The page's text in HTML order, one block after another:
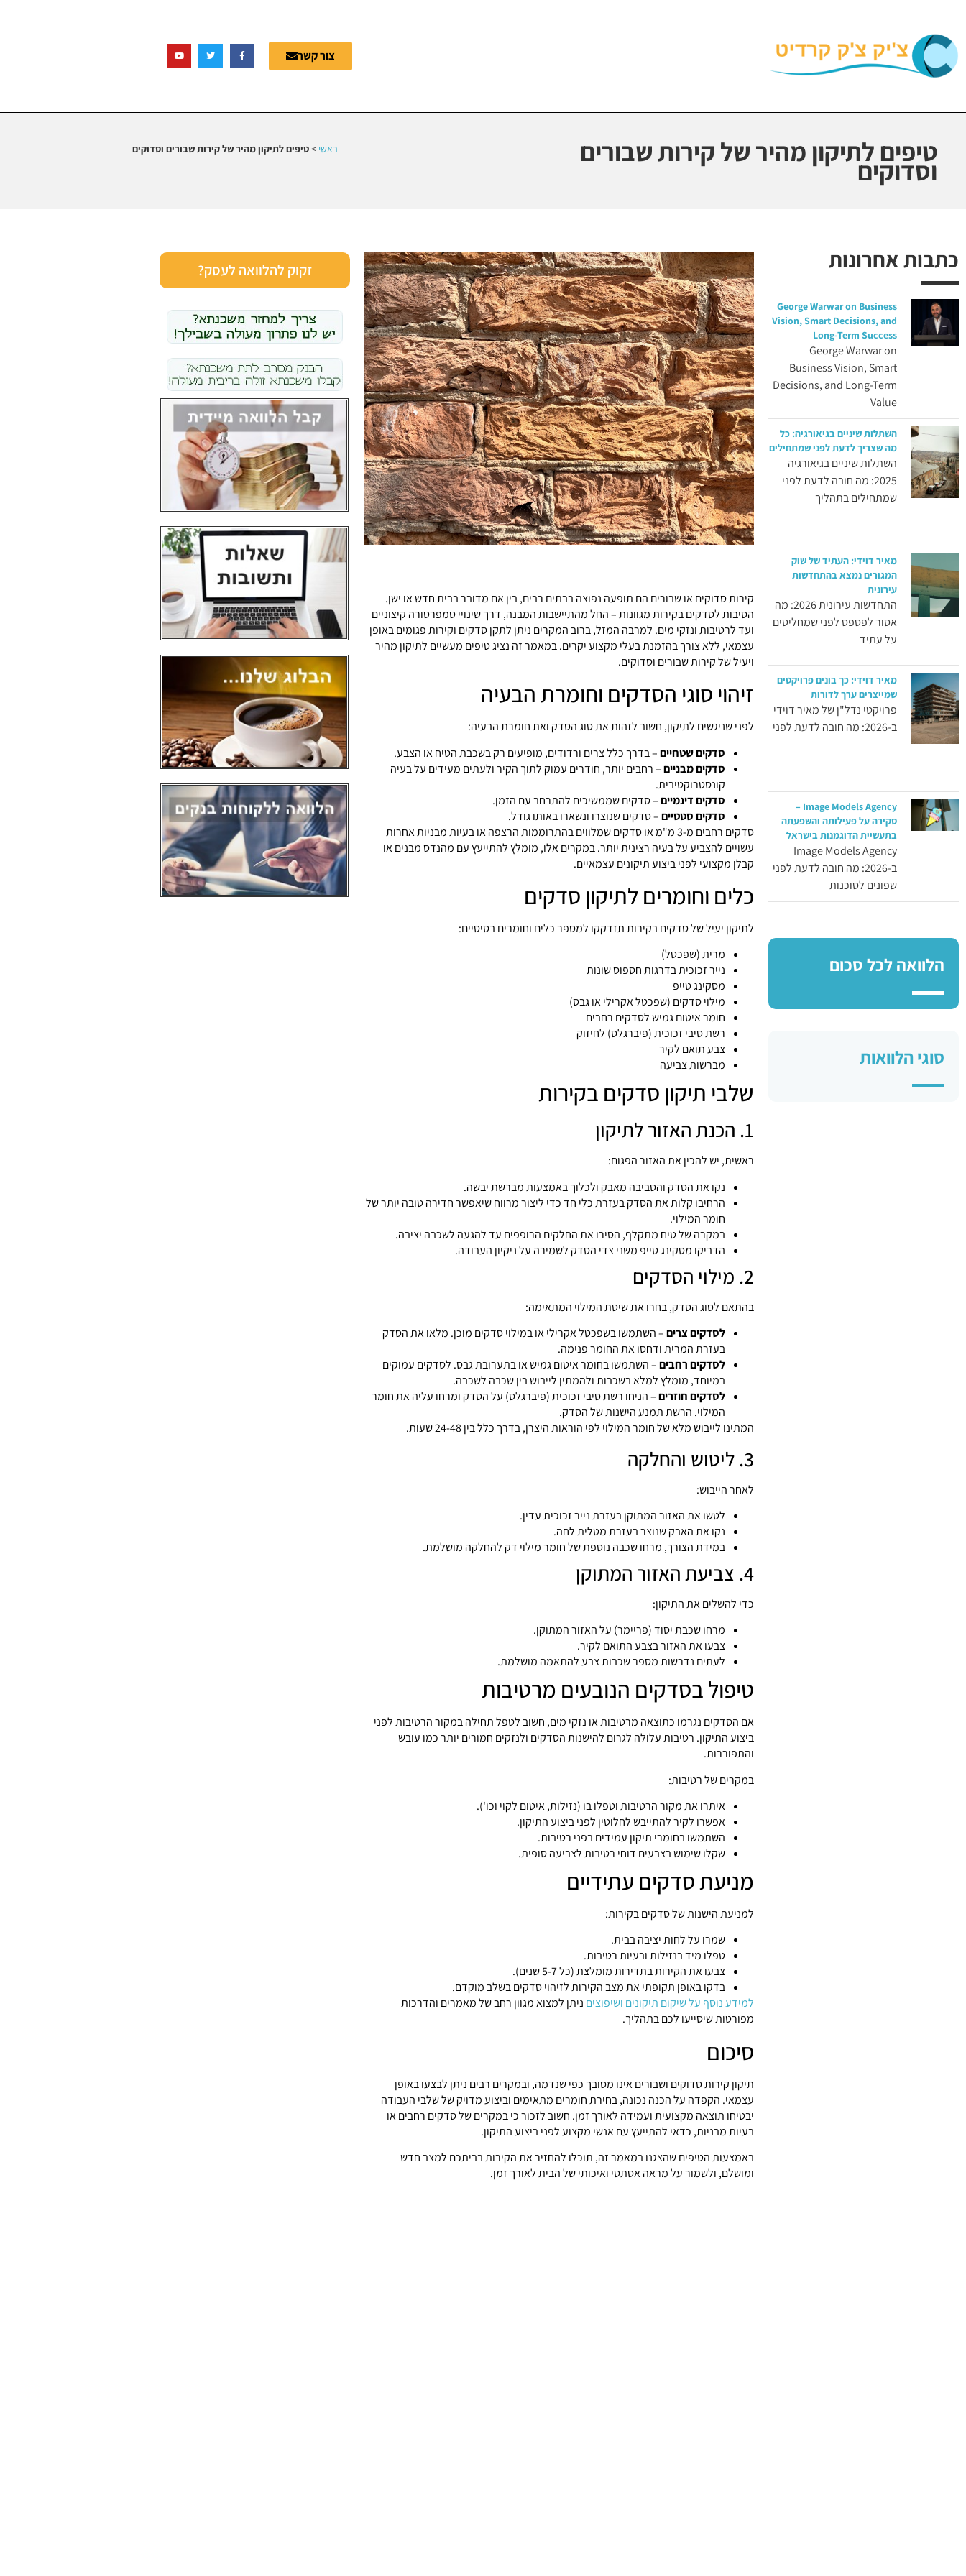
צור קשר
טיפים לתיקון מהיר של קירות שבורים
וסדוקים
ראשי >טיפים לתיקון מהיר של קירות שבורים וסדוקים
כתבות אחרונות
George Warwar on Business
Vision, Smart Decisions, and
Long-Term Success
George Warwar on
Business Vision, Smart
Decisions, and Long-Term
Value
השתלות שיניים בגיאורגיה: כל
מה שצריך לדעת לפני שמתחילים
השתלות שיניים בגיאורגיה
2025: מה חובה לדעת לפני
שמתחילים בתהליך
מאיר דוידי: העתיד של שוק
המגורים נמצא בהתחדשות
עירונית
התחדשות עירונית 2026: מה
אסור לפספס לפני שמחליטים
על עתיד
מאיר דוידי: כך בונים פרויקטים
שמייצרים ערך לדורות
פרויקטי נדל"ן של מאיר דוידי
ב-2026: מה חובה לדעת לפני
Image Models Agency –
סקירה על פעילותה והשפעתה
בתעשיית הדוגמנות בישראל
Image Models Agency
ב-2026: מה חובה לדעת לפני
שפונים לסוכנות
הלוואה לכל סכום
סוגי הלוואות
קירות סדוקים או שבורים הם תופעה נפוצה בבתים רבים, בין אם מדובר בבית חדש או ישן.
הסיבות לסדקים בקירות מגוונות – החל מהתיישבות המבנה, דרך שינויי טמפרטורה קיצוניים
ועד לרטיבות ונזקי מים. למרבה המזל, ברוב המקרים ניתן לתקן סדקים וקירות פגומים באופן
עצמאי, ללא צורך בהזמנת בעלי מקצוע יקרים. במאמר זה נציג טיפים מעשיים לתיקון מהיר
ויעיל של קירות שבורים וסדוקים.
זיהוי סוגי הסדקים וחומרת הבעיה
לפני שניגשים לתיקון, חשוב לזהות את סוג הסדק ואת חומרת הבעיה:
סדקים שטחיים– בדרך כלל צרים ורדודים, מופיעים רק בשכבת הטיח או הצבע.
סדקים מבניים– רחבים יותר, חודרים עמוק לתוך הקיר ולעתים מעידים על בעיה
קונסטרוקטיבית.
סדקים דינמיים– סדקים שממשיכים להתרחב עם הזמן.
סדקים סטטיים– סדקים שנוצרו ונשארו באותו גודל.
סדקים רחבים מ-3 מ"מ או סדקים שמלווים בהתרוממות הרצפה או בעיות מבניות אחרות
עשויים להצביע על בעיה רצינית יותר. במקרים אלו, מומלץ להתייעץ עם מהנדס מבנים או
קבלן מקצועי לפני ביצוע תיקונים עצמאיים.
כלים וחומרים לתיקון סדקים
לתיקון יעיל של סדקים בקירות תזדקקו למספר כלים וחומרים בסיסיים:
מרית (שפכטל)
נייר זכוכית בדרגות חספוס שונות
מסקינג טייפ
מילוי סדקים (שפכטל אקרילי או גבס)
חומר איטום גמיש לסדקים רחבים
רשת סיבי זכוכית (פיברגלס) לחיזוק
צבע תואם לקיר
מברשות צביעה
שלבי תיקון סדקים בקירות
1. הכנת האזור לתיקון
ראשית, יש להכין את האזור הפגום:
נקו את הסדק והסביבה מאבק ולכלוך באמצעות מברשת יבשה.
הרחיבו קלות את הסדק בעזרת כלי חד כדי ליצור מרווח שיאפשר חדירה טובה יותר של
חומר המילוי.
במקרה של טיח מתקלף, הסירו את החלקים הרופפים עד להגעה לשכבה יציבה.
הדביקו מסקינג טייפ משני צדי הסדק לשמירה על ניקיון העבודה.
2. מילוי הסדקים
בהתאם לסוג הסדק, בחרו את שיטת המילוי המתאימה:
לסדקים צרים– השתמשו בשפכטל אקרילי או במילוי סדקים מוכן. מלאו את הסדק
בעזרת המרית ודחסו את החומר פנימה.
לסדקים רחבים– השתמשו בחומר איטום גמיש או בתערובת גבס. לסדקים עמוקים
במיוחד, מומלץ למלא בשכבות ולהמתין לייבוש בין שכבה לשכבה.
לסדקים חוזרים– הניחו רשת סיבי זכוכית (פיברגלס) על הסדק ומרחו עליה את חומר
המילוי. הרשת תמנע הישנות של הסדק.
המתינו לייבוש מלא של חומר המילוי לפי הוראות היצרן, בדרך כלל בין 24-48 שעות.
3. ליטוש והחלקה
לאחר הייבוש:
לטשו את האזור המתוקן בעזרת נייר זכוכית עדין.
נקו את האבק שנוצר בעזרת מטלית לחה.
במידת הצורך, מרחו שכבה נוספת של חומר מילוי דק להחלקה מושלמת.
4. צביעת האזור המתוקן
כדי להשלים את התיקון:
מרחו שכבת יסוד (פריימר) על האזור המתוקן.
צבעו את האזור בצבע התואם לקיר.
לעתים נדרשות מספר שכבות צבע להתאמה מושלמת.
טיפול בסדקים הנובעים מרטיבות
אם הסדקים נגרמו כתוצאה מרטיבות או נזקי מים, חשוב לטפל תחילה במקור הרטיבות לפני
ביצוע התיקון. רטיבות עלולה לגרום להישנות הסדקים ולנזקים חמורים יותר כמו עובש
והתפוררות.
במקרים של רטיבות:
איתרו את מקור הרטיבות וטפלו בו (נזילות, איטום לקוי וכו').
אפשרו לקיר להתייבש לחלוטין לפני ביצוע התיקון.
השתמשו בחומרי תיקון עמידים בפני רטיבות.
שקלו שימוש בצבעים דוחי רטיבות לצביעה סופית.
מניעת סדקים עתידיים
למניעת הישנות של סדקים בקירות:
שמרו על לחות יציבה בבית.
טפלו מיד בנזילות ובעיות רטיבות.
צבעו את הקירות בתדירות מומלצת (כל 5-7 שנים).
בדקו באופן תקופתי את מצב הקירות לזיהוי סדקים בשלב מוקדם.
למידע נוסף על שיקום תיקונים ושיפוצים ניתן למצוא מגוון רחב של מאמרים והדרכות
מפורטות שיסייעו לכם בתהליך.
סיכום
תיקון קירות סדוקים ושבורים אינו מסובך כפי שנדמה, ובמקרים רבים ניתן לבצעו באופן
עצמאי. הקפדה על הכנה נכונה, בחירת חומרים מתאימים וביצוע מדויק של שלבי העבודה
יבטיחו תוצאה מקצועית ועמידה לאורך זמן. חשוב לזכור כי במקרים של סדקים רחבים או
בעיות מבניות, כדאי להתייעץ עם אנשי מקצוע לפני ביצוע התיקון.
באמצעות הטיפים שהצגנו במאמר זה, תוכלו להחזיר את הקירות בביתכם למצב חדש
ומושלם, ולשמור על מראה אסתטי ואיכותי של הבית לאורך זמן.
זקוק להלוואה לעסק?